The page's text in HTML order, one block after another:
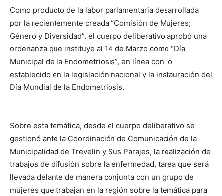
Como producto de la labor parlamentaria desarrollada
por la recientemente creada “Comisión de Mujeres;
Género y Diversidad”, el cuerpo deliberativo aprobó una
ordenanza que instituye al 14 de Marzo como “Día
Municipal de la Endometriosis”, en línea con lo
establecido en la legislación nacional y la instauración del
Día Mundial de la Endometriosis.
Sobre esta temática, desde el cuerpo deliberativo se
gestionó ante la Coordinación de Comunicación de la
Municipalidad de Trevelin y Sus Parajes, la realización de
trabajos de difusión sobre la enfermedad, tarea que será
llevada delante de manera conjunta con un grupo de
mujeres que trabajan en la región sobre la temática para